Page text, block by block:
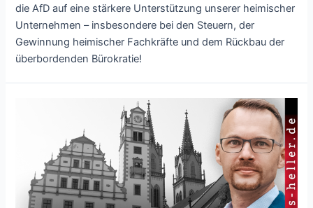
die AfD auf eine stärkere Unterstützung unserer heimischer
Unternehmen – insbesondere bei den Steuern, der
Gewinnung heimischer Fachkräfte und dem Rückbau der
überbordenden Bürokratie!